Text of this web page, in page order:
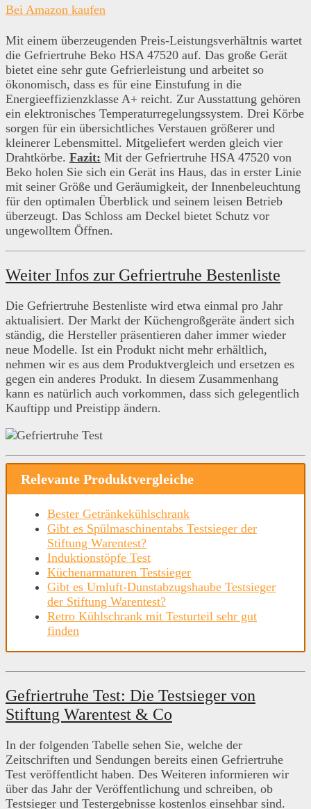
Bei Amazon kaufen
Mit einem überzeugenden Preis-Leistungsverhältnis wartet
die Gefriertruhe Beko HSA 47520 auf. Das große Gerät
bietet eine sehr gute Gefrierleistung und arbeitet so
ökonomisch, dass es für eine Einstufung in die
Energieeffizienzklasse A+ reicht. Zur Ausstattung gehören
ein elektronisches Temperaturregelungssystem. Drei Körbe
sorgen für ein übersichtliches Verstauen größerer und
kleinerer Lebensmittel. Mitgeliefert werden gleich vier
Drahtkörbe. Fazit: Mit der Gefriertruhe HSA 47520 von
Beko holen Sie sich ein Gerät ins Haus, das in erster Linie
mit seiner Größe und Geräumigkeit, der Innenbeleuchtung
für den optimalen Überblick und seinem leisen Betrieb
überzeugt. Das Schloss am Deckel bietet Schutz vor
ungewolltem Öffnen.
Weiter Infos zur Gefriertruhe Bestenliste
Die Gefriertruhe Bestenliste wird etwa einmal pro Jahr
aktualisiert. Der Markt der Küchengroßgeräte ändert sich
ständig, die Hersteller präsentieren daher immer wieder
neue Modelle. Ist ein Produkt nicht mehr erhältlich,
nehmen wir es aus dem Produktvergleich und ersetzen es
gegen ein anderes Produkt. In diesem Zusammenhang
kann es natürlich auch vorkommen, dass sich gelegentlich
Kauftipp und Preistipp ändern.
Relevante Produktvergleiche
Bester Getränkekühlschrank
Gibt es Spülmaschinentabs Testsieger der
Stiftung Warentest?
Induktionstöpfe Test
Küchenarmaturen Testsieger
Gibt es Umluft-Dunstabzugshaube Testsieger
der Stiftung Warentest?
Retro Kühlschrank mit Testurteil sehr gut
finden
Gefriertruhe Test: Die Testsieger von
Stiftung Warentest & Co
In der folgenden Tabelle sehen Sie, welche der
Zeitschriften und Sendungen bereits einen Gefriertruhe
Test veröffentlicht haben. Des Weiteren informieren wir
über das Jahr der Veröffentlichung und schreiben, ob
Testsieger und Testergebnisse kostenlos einsehbar sind.